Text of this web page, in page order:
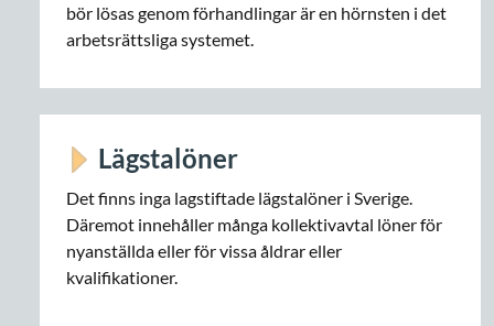
bör lösas genom förhandlingar är en hörnsten i det
arbetsrättsliga systemet.
Lägstalöner
Det finns inga lagstiftade lägstalöner i Sverige.
Däremot innehåller många kollektivavtal löner för
nyanställda eller för vissa åldrar eller
kvalifikationer.